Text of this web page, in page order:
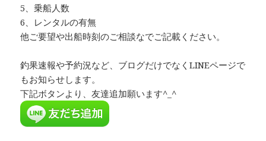
5、乗船人数
6、レンタルの有無
他ご要望や出船時刻のご相談なでご記載ください。
釣果速報や予約況など、ブログだけでなくLINEページで
もお知らせします。
下記ボタンより、友達追加願います^_^